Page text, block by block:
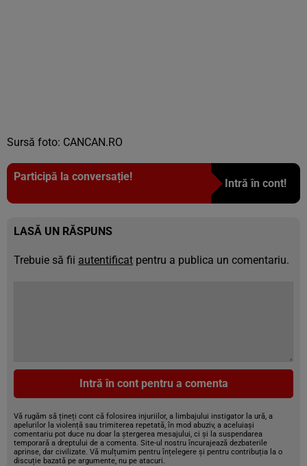
Sursă foto: CANCAN.RO
Participă la conversație!
Intră în cont!
LASĂ UN RĂSPUNS
Trebuie să fii autentificat pentru a publica un comentariu.
Intră în cont pentru a comenta
Vă rugăm să țineți cont că folosirea injuriilor, a limbajului instigator la ură, a
apelurilor la violență sau trimiterea repetată, în mod abuziv, a aceluiași
comentariu pot duce nu doar la ștergerea mesajului, ci și la suspendarea
temporară a dreptului de a comenta. Site-ul nostru încurajează dezbaterile
aprinse, dar civilizate. Vă mulțumim pentru înțelegere și pentru contribuția la o
discuție bazată pe argumente, nu pe atacuri.